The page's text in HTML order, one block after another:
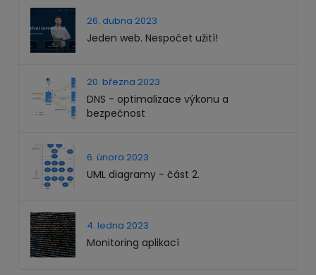
26. dubna 2023
Jeden web. Nespočet užití!
20. března 2023
DNS - optimalizace výkonu a
bezpečnost
6. února 2023
UML diagramy - část 2.
4. ledna 2023
Monitoring aplikací